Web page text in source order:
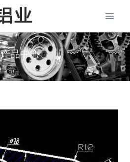
产品中心